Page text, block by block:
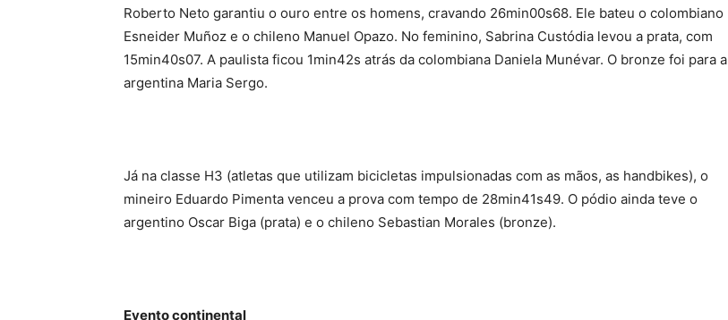
Roberto Neto garantiu o ouro entre os homens, cravando 26min00s68. Ele bateu o colombiano
Esneider Muñoz e o chileno Manuel Opazo. No feminino, Sabrina Custódia levou a prata, com
15min40s07. A paulista ficou 1min42s atrás da colombiana Daniela Munévar. O bronze foi para a
argentina Maria Sergo.
Já na classe H3 (atletas que utilizam bicicletas impulsionadas com as mãos, as handbikes), o
mineiro Eduardo Pimenta venceu a prova com tempo de 28min41s49. O pódio ainda teve o
argentino Oscar Biga (prata) e o chileno Sebastian Morales (bronze).
Evento continental